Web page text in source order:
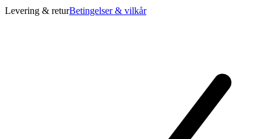
Levering & returBetingelser & vilkår